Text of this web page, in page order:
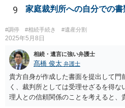
9 家庭裁判所への自分での
#調停 #相続手続き #遺産分割
2025年5月8日
相続・遺言に強い弁護士
髙橋 俊太 弁護士
貴方自身が作成した書面を提出して門
く、裁判所としては受理せざるを得
理人との信頼関係のことを考えると、